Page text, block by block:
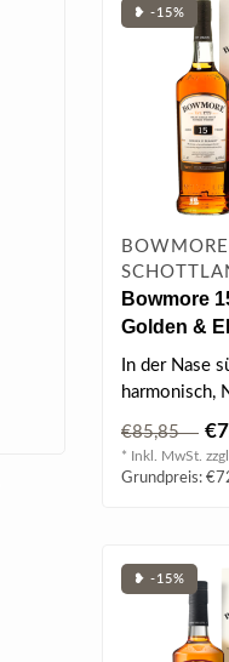
❥ -15%
Bowmore
Golden &
Global
Single Malt
In der Nase
harmonisch,
von Wal..
€85,85
* Inkl. MwSt. zzgl.
Grundpreis:
❥ -15%